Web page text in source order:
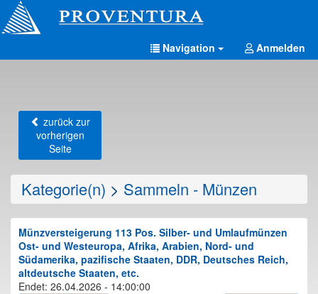
Navigation Anmelden
zurück zur
vorherigen
Seite
Kategorie(n) > Sammeln - Münzen
Münzversteigerung 113 Pos. Silber- und Umlaufmünzen
Ost- und Westeuropa, Afrika, Arabien, Nord- und
Südamerika, pazifische Staaten, DDR, Deutsches Reich,
altdeutsche Staaten, etc.
Endet: 26.04.2026 - 14:00:00